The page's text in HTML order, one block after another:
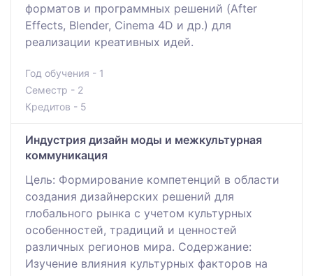
форматов и программных решений (After
Effects, Blender, Cinema 4D и др.) для
реализации креативных идей.
Год обучения - 1
Семестр - 2
Кредитов - 5
Индустрия дизайн моды и межкультурная
коммуникация
Цель: Формирование компетенций в области
создания дизайнерских решений для
глобального рынка с учетом культурных
особенностей, традиций и ценностей
различных регионов мира. Содержание:
Изучение влияния культурных факторов на